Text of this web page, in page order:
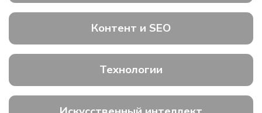
Контент и SEO
Технологии